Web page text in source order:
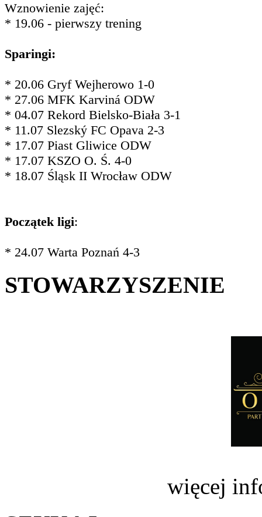
Wznowienie zajęć:
* 19.06 - pierwszy trening
Sparingi:
* 20.06 Gryf Wejherowo 1-0
* 27.06 MFK Karviná ODW
* 04.07 Rekord Bielsko-Biała 3-1
* 11.07 Slezský FC Opava 2-3
* 17.07 Piast Gliwice ODW
* 17.07 KSZO O. Ś. 4-0
* 18.07 Śląsk II Wrocław ODW
Początek ligi:
* 24.07 Warta Poznań 4-3
STOWARZYSZENIE
więcej